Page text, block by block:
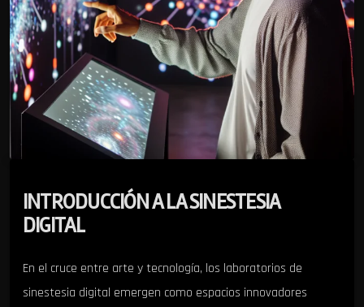
INTRODUCCIÓN A LA SINESTESIA
DIGITAL
En el cruce entre arte y tecnología, los laboratorios de
sinestesia digital emergen como espacios innovadores